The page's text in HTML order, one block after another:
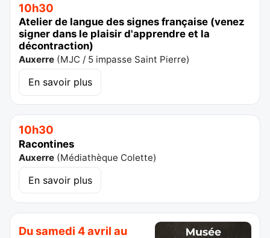
10h30
Atelier de langue des signes française (venez
signer dans le plaisir d'apprendre et la
décontraction)
Auxerre (MJC / 5 impasse Saint Pierre)
En savoir plus
10h30
Racontines
Auxerre (Médiathèque Colette)
En savoir plus
Du samedi 4 avril au